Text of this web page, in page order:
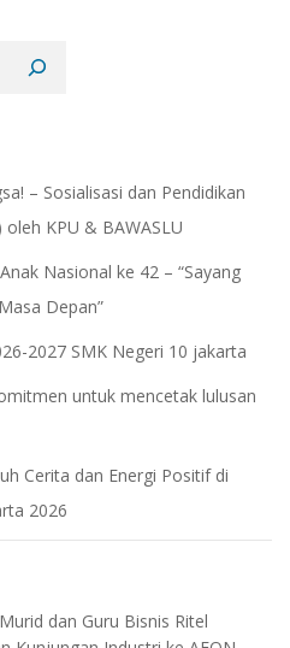
– Sosialisasi dan Pendidikan
KPU & BAWASLU
Nasional ke 42 – “Sayang
Depan”
2027 SMK Negeri 10 jakarta
untuk mencetak lulusan
Cerita dan Energi Positif di
2026
Murid dan Guru Bisnis Ritel